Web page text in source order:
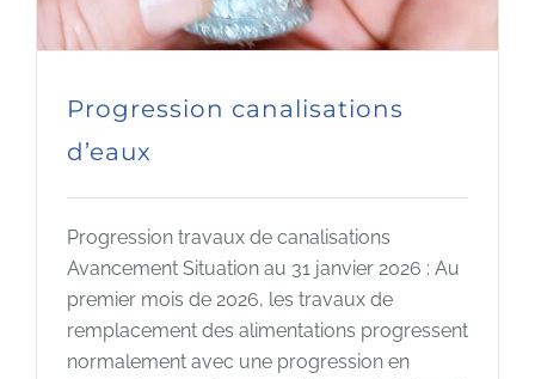
Progression canalisations
d’eaux
Progression travaux de canalisations
Avancement Situation au 31 janvier 2026 : Au
premier mois de 2026, les travaux de
remplacement des alimentations progressent
normalement avec une progression en